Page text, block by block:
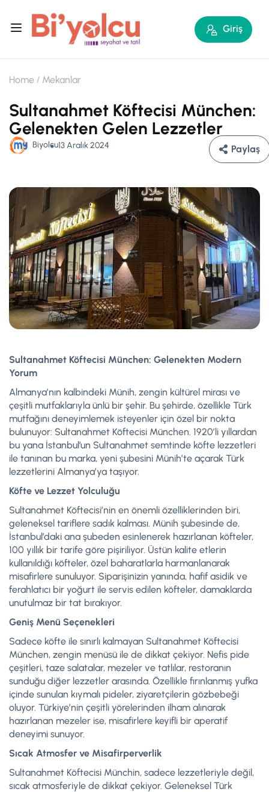
Giriş
Home Mekanlar
Sultanahmet Köftecisi München:
Gelenekten Gelen Lezzetler
Biyolcu13 Aralık 2024 Paylaş
Sultanahmet Köftecisi München: Gelenekten Modern
Yorum
Almanya’nın kalbindeki Münih, zengin kültürel mirası ve
çeşitli mutfaklarıyla ünlü bir şehir. Bu şehirde, özellikle Türk
mutfağını deneyimlemek isteyenler için özel bir nokta
bulunuyor: Sultanahmet Köftecisi München. 1920’li yıllardan
bu yana İstanbul’un Sultanahmet semtinde köfte lezzetleri
ile tanınan bu marka, yeni şubesini Münih’te açarak Türk
lezzetlerini Almanya’ya taşıyor.
Köfte ve Lezzet Yolculuğu
Sultanahmet Köftecisi’nin en önemli özelliklerinden biri,
geleneksel tariflere sadık kalması. Münih şubesinde de,
İstanbul’daki ana şubeden esinlenerek hazırlanan köfteler,
100 yıllık bir tarife göre pişiriliyor. Üstün kalite etlerin
kullanıldığı köfteler, özel baharatlarla harmanlanarak
misafirlere sunuluyor. Siparişinizin yanında, hafif asidik ve
ferahlatıcı bir yoğurt ile servis edilen köfteler, damaklarda
unutulmaz bir tat bırakıyor.
Geniş Menü Seçenekleri
Sadece köfte ile sınırlı kalmayan Sultanahmet Köftecisi
München, zengin menüsü ile de dikkat çekiyor. Nefis pide
çeşitleri, taze salatalar, mezeler ve tatlılar, restoranın
sunduğu diğer lezzetler arasında. Özellikle fırınlanmış yufka
içinde sunulan kıymalı pideler, ziyaretçilerin gözbebeği
oluyor. Türkiye’nin çeşitli yörelerinden ilham alınarak
hazırlanan mezeler ise, misafirlere keyifli bir aperatif
deneyimi sunuyor.
Sıcak Atmosfer ve Misafirperverlik
Sultanahmet Köftecisi Münchin, sadece lezzetleriyle değil,
sıcak atmosferiyle de dikkat çekiyor. Geleneksel Türk